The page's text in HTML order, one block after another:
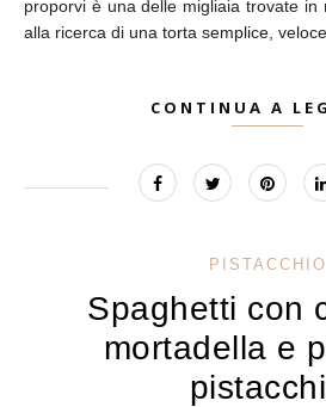
proporvi è una delle migliaia trovate in
alla ricerca di una torta semplice,
CONTINUA A
PISTACCHIO
Spaghetti con
mortadella e